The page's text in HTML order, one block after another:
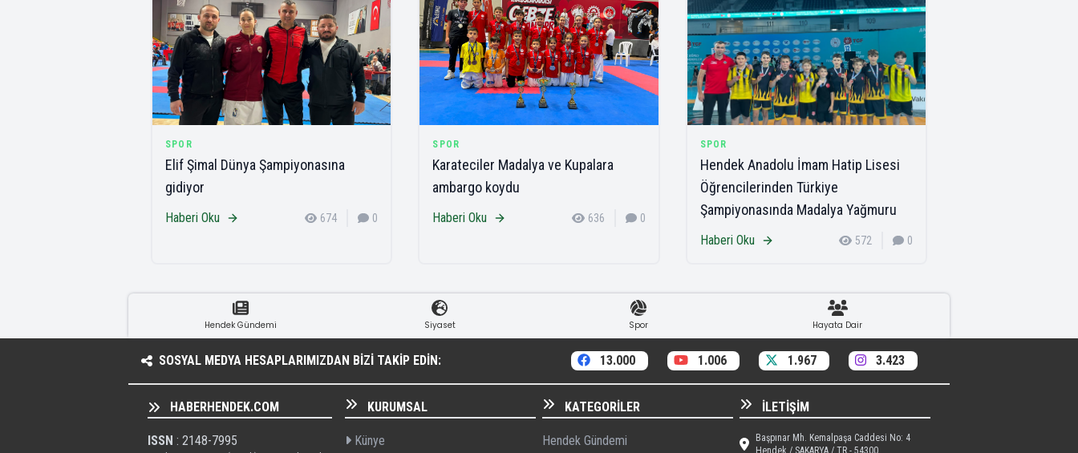
SPOR
Elif Şimal Dünya Şampiyonasına
gidiyor
Haberi Oku 674 0
SPOR
Karateciler Madalya ve Kupalara
ambargo koydu
Haberi Oku 636 0
SPOR
Hendek Anadolu İmam Hatip Lisesi
Öğrencilerinden Türkiye
Şampiyonasında Madalya Yağmuru
Haberi Oku 572 0
Hendek Gündemi Siyaset Spor Hayata Dair
SOSYAL MEDYA HESAPLARIMIZDAN BIZI TAKIP EDIN: 13.000 1.006 1.967 3.423
HABERHENDEK.COM
ISSN : 2148-7995
KURUMSAL
Künye
KATEGORILER
Hendek Gündemi
İLETIŞIM
Başpınar Mh. Kemalpaşa Caddesi No: 4
Hendek / SAKARYA / TR - 54300